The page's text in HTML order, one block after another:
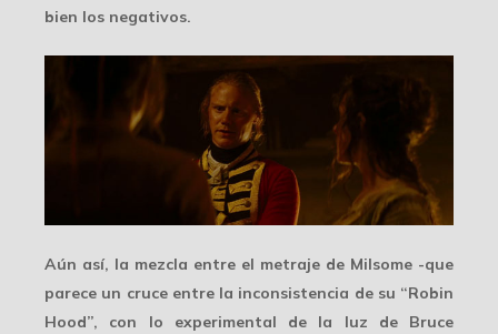
bien los negativos.
Aún así, la mezcla entre el metraje de Milsome -que
parece un cruce entre la inconsistencia de su “Robin
Hood”, con lo experimental de la luz de Bruce